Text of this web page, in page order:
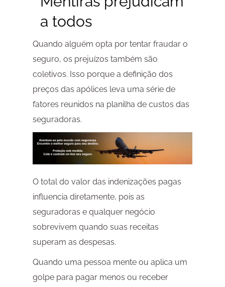
a todos
Quando alguém opta por tentar fraudar o
seguro, os prejuízos também são
coletivos. Isso porque a definição dos
preços das apólices leva uma série de
fatores reunidos na planilha de custos das
seguradoras.
O total do valor das indenizações pagas
influencia diretamente, pois as
seguradoras e qualquer negócio
sobrevivem quando suas receitas
superam as despesas.
Quando uma pessoa mente ou aplica um
golpe para pagar menos ou receber